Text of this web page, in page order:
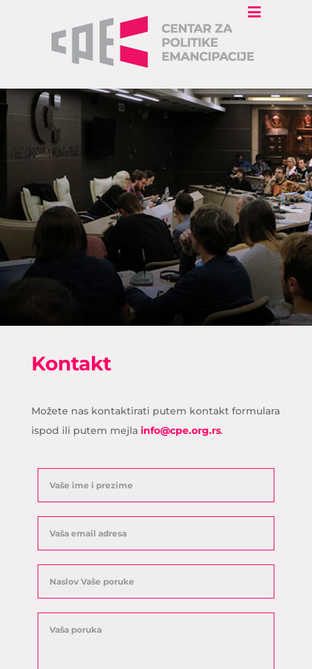
Kontakt
Možete nas kontaktirati putem kontakt formulara
ispod ili putem mejla info@cpe.org.rs.